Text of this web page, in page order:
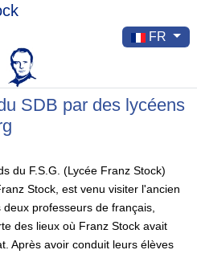
Sélectionnez
FR
SDB par des lycéens
du F.S.G. (Lycée Franz Stock)
Stock, est venu visiter l'ancien
professeurs de français,
des lieux où Franz Stock avait
Après avoir conduit leurs élèves